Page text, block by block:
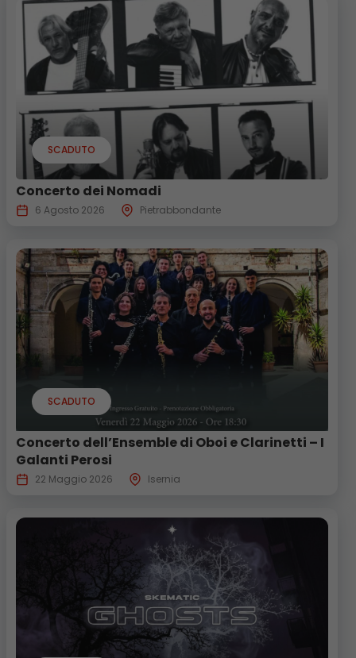
SCADUTO
Concerto dei Nomadi
6 Agosto 2026 Pietrabbondante
SCADUTO
Concerto dell’Ensemble di Oboi e Clarinetti – I
Galanti Perosi
22 Maggio 2026 Isernia